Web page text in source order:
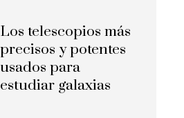
Los telescopios más
precisos y potentes
usados para
estudiar galaxias